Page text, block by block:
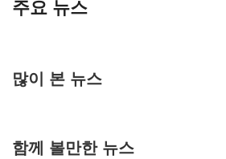
주요 뉴스
많이 본 뉴스
함께 볼만한 뉴스